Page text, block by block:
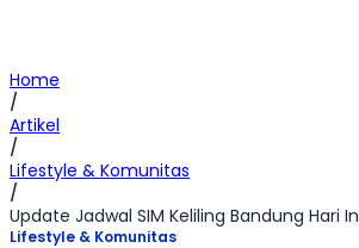
Home
/
Artikel
/
Lifestyle & Komunitas
/
Lifestyle & Komunitas